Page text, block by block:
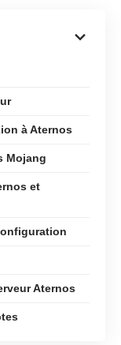
à Aternos
Mojang
et
Aternos